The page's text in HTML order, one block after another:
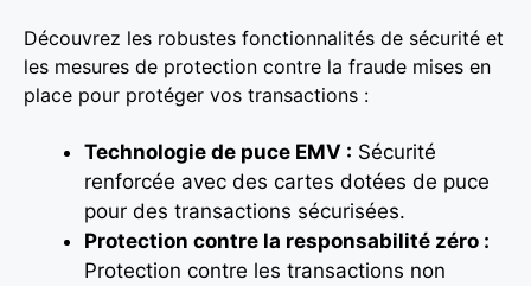
Découvrez les robustes fonctionnalités de sécurité et
les mesures de protection contre la fraude mises en
place pour protéger vos transactions :
Technologie de puce EMV : Sécurité
renforcée avec des cartes dotées de puce
pour des transactions sécurisées.
Protection contre la responsabilité zéro :
Protection contre les transactions non